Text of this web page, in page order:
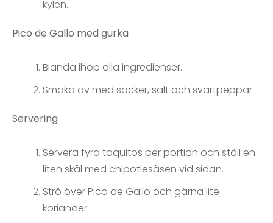
kylen.
Pico de Gallo med gurka
Blanda ihop alla ingredienser.
Smaka av med socker, salt och svartpeppar
Servering
Servera fyra taquitos per portion och ställ en
liten skål med chipotlesåsen vid sidan.
Strö över Pico de Gallo och gärna lite
koriander.